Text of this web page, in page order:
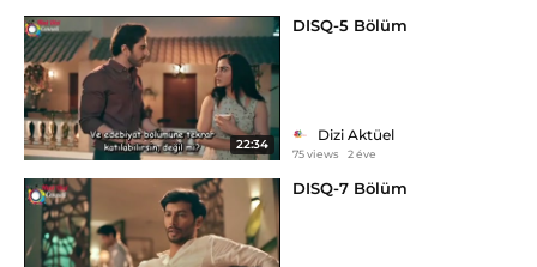
22:34
DISQ-5 Bölüm
Dizi Aktüel
75 views 2 éve
DISQ-7 Bölüm